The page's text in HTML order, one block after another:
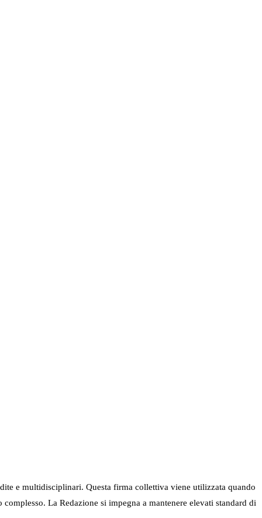
e multidisciplinari. Questa firma collettiva viene utilizzata quando
La Redazione si impegna a mantenere elevati standard di